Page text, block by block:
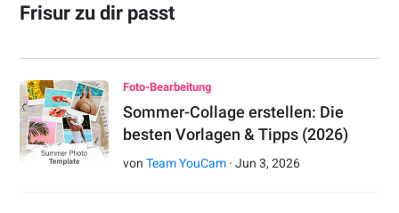
Frisur zu dir passt
Foto-Bearbeitung
Sommer-Collage erstellen: Die
besten Vorlagen & Tipps (2026)
vonTeam YouCam ·Jun 3,2026